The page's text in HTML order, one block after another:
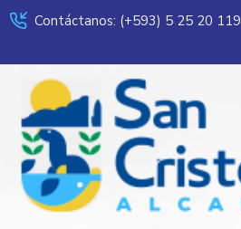
Contáctanos: (+593) 5 25 20 119
Servicios
Municipalidad
Mi
Ciudad
Transparencia